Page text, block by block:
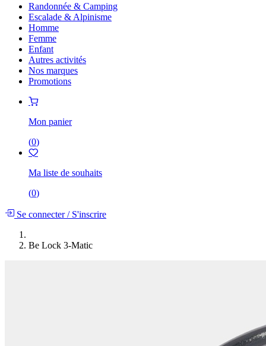
Randonnée & Camping
Escalade & Alpinisme
Homme
Femme
Enfant
Autres activités
Nos marques
Promotions
Mon panier
(0)
Ma liste de souhaits
(0)
Se connecter/S'inscrire
Be Lock 3-Matic